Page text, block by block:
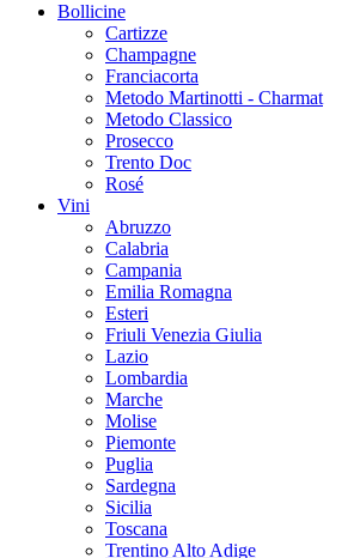
Bollicine
Cartizze
Champagne
Franciacorta
Metodo Martinotti - Charmat
Metodo Classico
Prosecco
Trento Doc
Rosé
Vini
Abruzzo
Calabria
Campania
Emilia Romagna
Esteri
Friuli Venezia Giulia
Lazio
Lombardia
Marche
Molise
Piemonte
Puglia
Sardegna
Sicilia
Toscana
Trentino Alto Adige